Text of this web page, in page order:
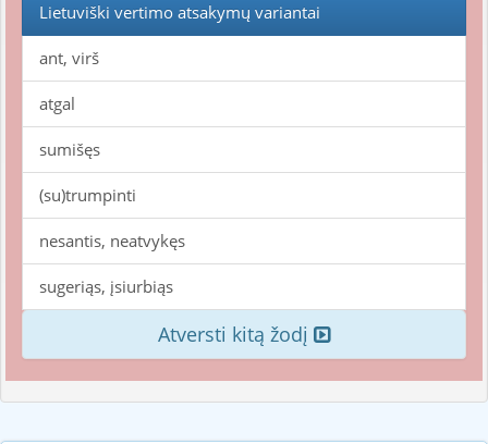
Lietuviški vertimo atsakymų variantai
ant, virš
atgal
sumišęs
(su)trumpinti
nesantis, neatvykęs
sugeriąs, įsiurbiąs
Atversti kitą žodį